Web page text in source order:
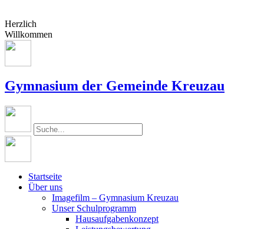
Herzlich
Willkommen
Gymnasium der Gemeinde Kreuzau
Startseite
Über uns
Imagefilm – Gymnasium Kreuzau
Unser Schulprogramm
Hausaufgabenkonzept